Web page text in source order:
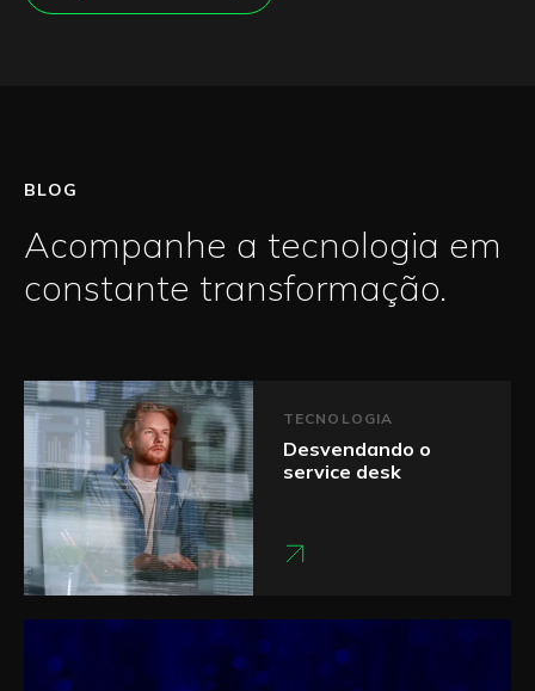
BLOG
Acompanhe a tecnologia em
constante transformação.
TECNOLOGIA
Desvendando o
service desk